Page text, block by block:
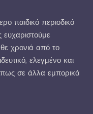
παιδικό περιοδικό
ευχαριστούμε
χρονιά από το
ελεγμένο και
σε άλλα εμπορικά